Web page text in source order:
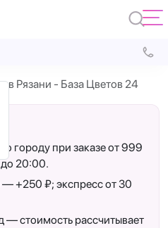
в Рязани - База Цветов 24
городу при заказе от 999
20:00.
+250 ₽; экспресс от 30
— стоимость рассчитывает